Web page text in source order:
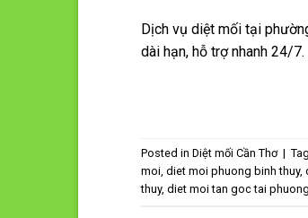
Dịch vụ diệt mối tại
dài hạn, hỗ trợ nhanh 24/7.
Posted in Diệt mối Cần Thơ |
moi, diet moi phuong binh thuy,
thuy, diet moi tan goc tai